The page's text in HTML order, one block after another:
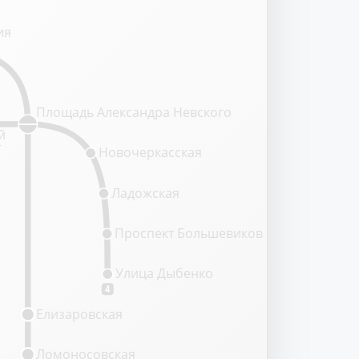
4
Площадь Александра Невского
Новочеркасская
Ладожская
Проспект Большевиков
Улица Дыбенко
Ломоносовская
Елизаровская